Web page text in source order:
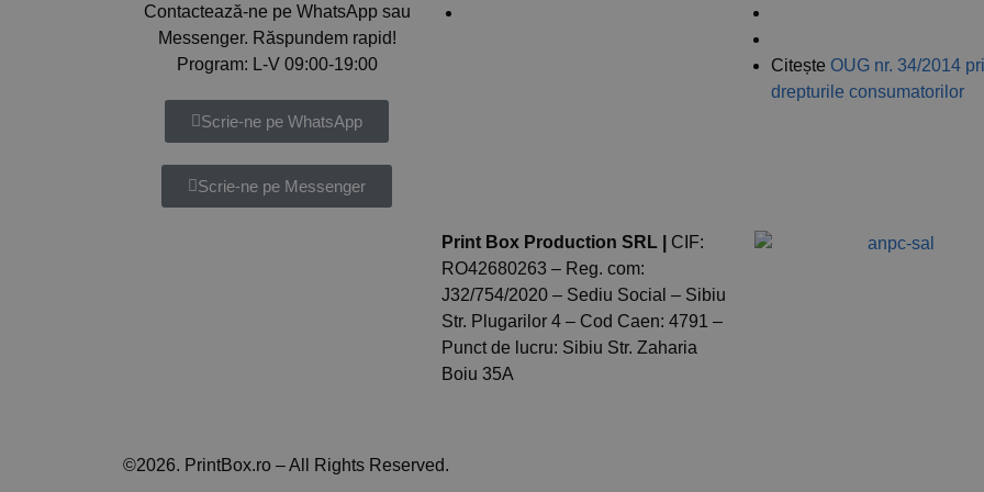
Contactează-ne pe WhatsApp sau
Messenger. Răspundem rapid!
Program: L-V 09:00-19:00
Scrie-ne pe WhatsApp
Scrie-ne pe Messenger
Citește OUG nr. 34/2014
drepturile consumatorilor
Print Box Production SRL | CIF:
RO42680263 – Reg. com:
J32/754/2020 – Sediu Social – Sibiu
Str. Plugarilor 4 – Cod Caen: 4791 –
Punct de lucru: Sibiu Str. Zaharia
Boiu 35A
©2026. PrintBox.ro – All Rights Reserved.